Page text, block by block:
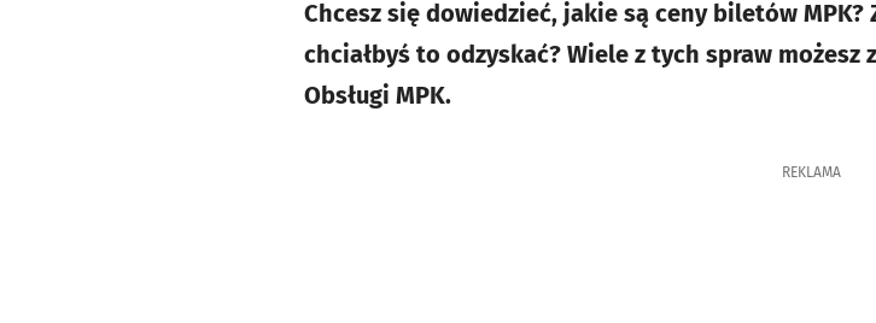
Chcesz się dowiedzieć, jakie są ceny biletów
chciałbyś to odzyskać? Wiele z tych spraw
Obsługi MPK.
REKLAMA